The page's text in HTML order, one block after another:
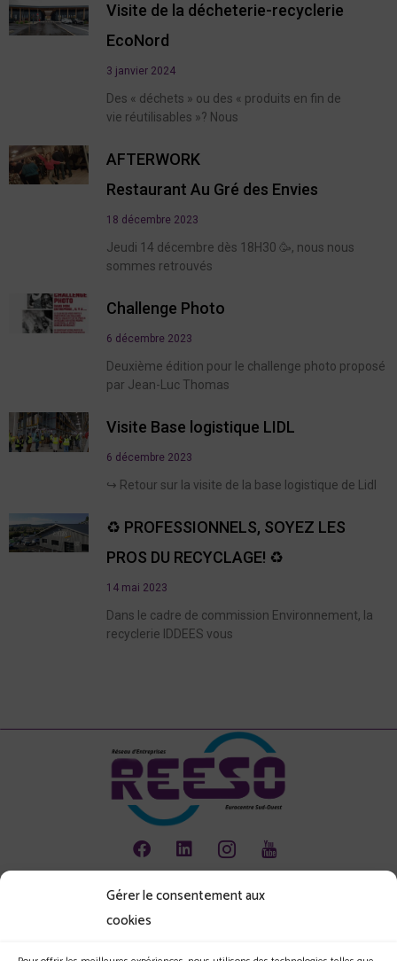
Gérer le consentement aux
cookies
Visite de la décheterie-recyclerie
EcoNord
3 janvier 2024
Des « déchets » ou des « produits en fin de
vie réutilisables »? Nous
AFTERWORK
Restaurant Au Gré des Envies
18 décembre 2023
Jeudi 14 décembre dès 18H30 🥳, nous nous
sommes retrouvés
Challenge Photo
6 décembre 2023
Deuxième édition pour le challenge photo proposé
par Jean-Luc Thomas
Visite Base logistique LIDL
6 décembre 2023
↪️ Retour sur la visite de la base logistique de Lidl
♻️ PROFESSIONNELS, SOYEZ LES
PROS DU RECYCLAGE! ♻️
14 mai 2023
Dans le cadre de commission Environnement, la
recyclerie IDDEES vous
Animation
Emploi
Environnement